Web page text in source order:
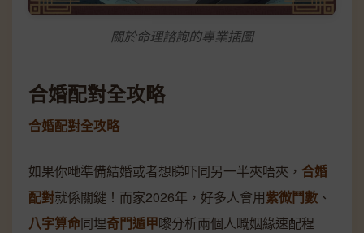
關於命理諮詢的專業插圖
合婚配對全攻略
合婚配對全攻略
如果你哋準備結婚或者想睇吓同另一半夾唔夾， 合婚
配對就係關鍵！而家2026年，好多人會用紫微鬥數 、
八字算命同埋奇門遁甲嚟分析兩個人嘅姻緣速配程